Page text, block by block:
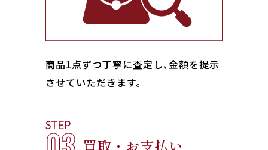
商品1点ずつ丁寧に査定し､金額を提示
させていただきます。
STEP
買取・お支払い